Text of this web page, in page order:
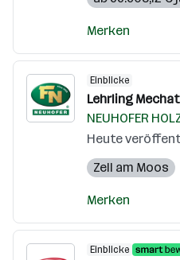
Merken
Einblicke
Lehrling
NEUHOFER
Heute
Zell am Moos
Merken
Einblicke